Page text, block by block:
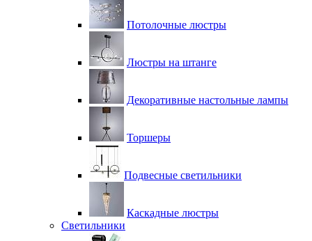
Потолочные люстры
Люстры на штанге
Декоративные настольные лампы
Торшеры
Подвесные светильники
Каскадные люстры
Светильники